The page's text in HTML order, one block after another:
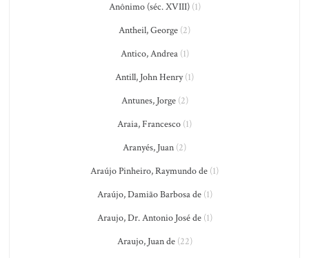
Anônimo (séc. XVIII)(1)
Antheil, George (2)
Antico, Andrea(1)
Antill, John Henry(1)
Antunes, Jorge(2)
Araia, Francesco (1)
Aranyés, Juan (2)
Araújo Pinheiro, Raymundo de (1)
Araújo, Damião Barbosa de(1)
Araujo, Dr. Antonio José de(1)
Araujo, Juan de(22)